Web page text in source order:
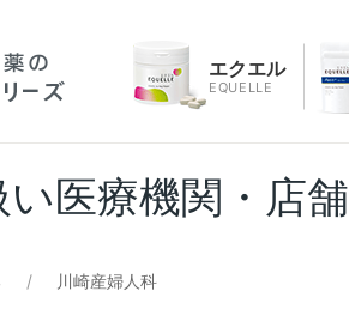
エクエル
EQUELLE
い医療機関・店舗
川崎産婦人科